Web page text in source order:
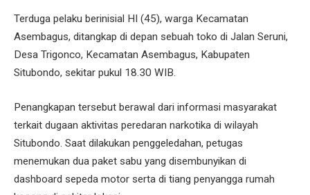
Terduga pelaku berinisial HI (45), warga Kecamatan
Asembagus, ditangkap di depan sebuah toko di Jalan Seruni,
Desa Trigonco, Kecamatan Asembagus, Kabupaten
Situbondo, sekitar pukul 18.30 WIB.
Penangkapan tersebut berawal dari informasi masyarakat
terkait dugaan aktivitas peredaran narkotika di wilayah
Situbondo. Saat dilakukan penggeledahan, petugas
menemukan dua paket sabu yang disembunyikan di
dashboard sepeda motor serta di tiang penyangga rumah